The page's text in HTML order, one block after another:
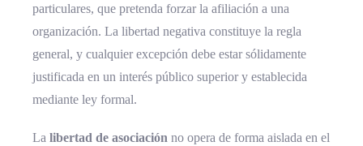
particulares, que pretenda forzar la afiliación a una
organización. La libertad negativa constituye la regla
general, y cualquier excepción debe estar sólidamente
justificada en un interés público superior y establecida
mediante ley formal.
La libertad de asociación no opera de forma aislada en el